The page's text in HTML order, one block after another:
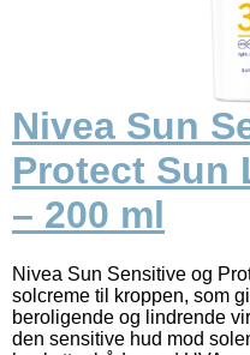
Nivea Sun
Protect Sun
– 200 ml
Nivea Sun Sensitive og
solcreme til kroppen, som
beroligende og lindrende
den sensitive hud mod